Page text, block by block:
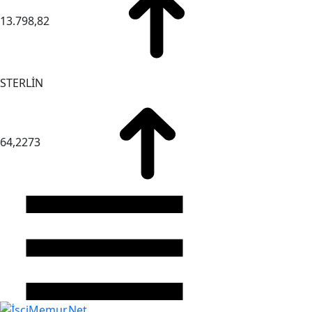
13.798,82
STERLİN
64,2273